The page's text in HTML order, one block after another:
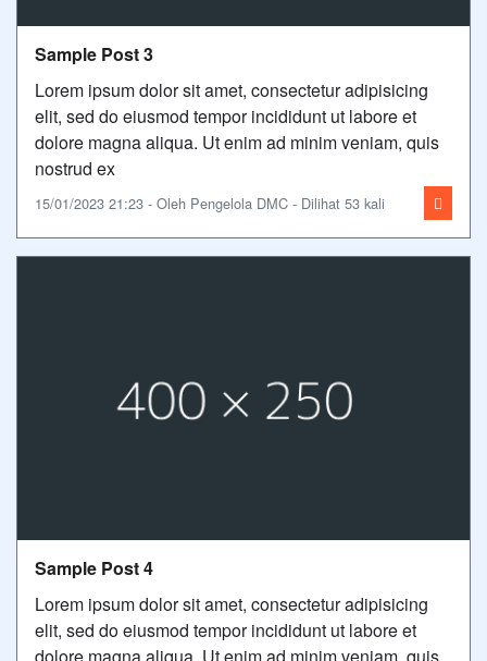
Sample Post 3
Lorem ipsum dolor sit amet, consectetur adipisicing
elit, sed do eiusmod tempor incididunt ut labore et
dolore magna aliqua. Ut enim ad minim veniam, quis
nostrud ex
15/01/2023 21:23 - Oleh Pengelola DMC - Dilihat 53 kali
Sample Post 4
Lorem ipsum dolor sit amet, consectetur adipisicing
elit, sed do eiusmod tempor incididunt ut labore et